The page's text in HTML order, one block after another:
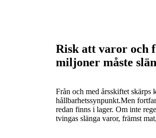
Risk att varor och
miljoner måste
Från och med årsskiftet skärps
hållbarhetssynpunkt.Men
redan finns i lager. Om inte
tvingas slänga varor, främst